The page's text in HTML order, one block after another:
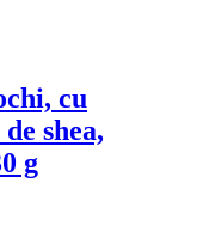
cu
shea,
g